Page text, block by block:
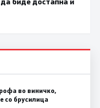
во виничко,
со брусилица